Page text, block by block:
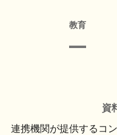
教育
資
連携機関が提供するコン